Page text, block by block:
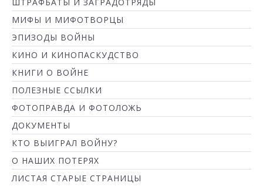
МИФЫ И МИФОТВОРЦЫ
ЭПИЗОДЫ ВОЙНЫ
КИНО И КИНОПАСКУДСТВО
КНИГИ О ВОЙНЕ
ПОЛЕЗНЫЕ ССЫЛКИ
ФОТОПРАВДА И ФОТОЛОЖЬ
ДОКУМЕНТЫ
КТО ВЫИГРАЛ ВОЙНУ?
О НАШИХ ПОТЕРЯХ
ЛИСТАЯ СТАРЫЕ СТРАНИЦЫ